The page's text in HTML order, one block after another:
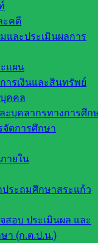
ะคดี
และประเมินผลการ
แผน
ารเงินและสินทรัพย์
คคล
ะบุคลากรทางการศึก
จัดการศึกษา
ายใน
ระถมศึกษาสระแก้ว
อบ ประเมินผล และ
า (ก.ต.ป.น.)